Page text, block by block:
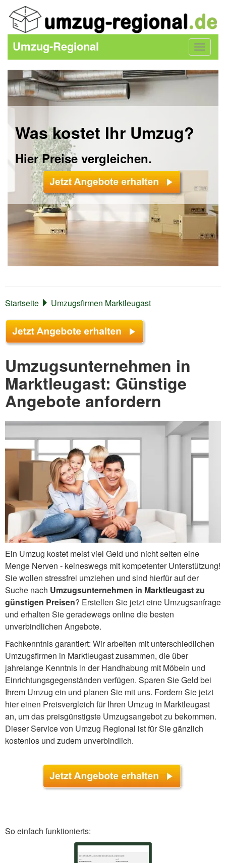
Toggle
Umzug-Regional
Was kostet Ihr Umzug?
Hier Preise vergleichen.
Startseite Umzugsfirmen Marktleugast
Umzugsunternehmen in
Marktleugast: Günstige
Angebote anfordern
Ein Umzug kostet meist viel Geld und nicht selten eine
Menge Nerven - keineswegs mit kompetenter Unterstützung!
Sie wollen stressfrei umziehen und sind hierfür auf der
Suche nach Umzugsunternehmen in Marktleugast zu
günstigen Preisen? Erstellen Sie jetzt eine Umzugsanfrage
und erhalten Sie geradewegs online die besten
unverbindlichen Angebote.
Fachkenntnis garantiert: Wir arbeiten mit unterschiedlichen
Umzugsfirmen in Marktleugast zusammen, die über
jahrelange Kenntnis in der Handhabung mit Möbeln und
Einrichtungsgegenständen verfügen. Sparen Sie Geld bei
Ihrem Umzug ein und planen Sie mit uns. Fordern Sie jetzt
hier einen Preisvergleich für Ihren Umzug in Marktleugast
an, um das preisgünstigste Umzugsangebot zu bekommen.
Dieser Service von Umzug Regional ist für Sie gänzlich
kostenlos und zudem unverbindlich.
So einfach funktionierts: